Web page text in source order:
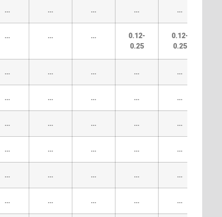
… … … … …
… … …
0.12-
0.25
0.12-
0.25
… … … … …
… … … … …
… … … … …
… … … … …
… … … … …
… … … … …